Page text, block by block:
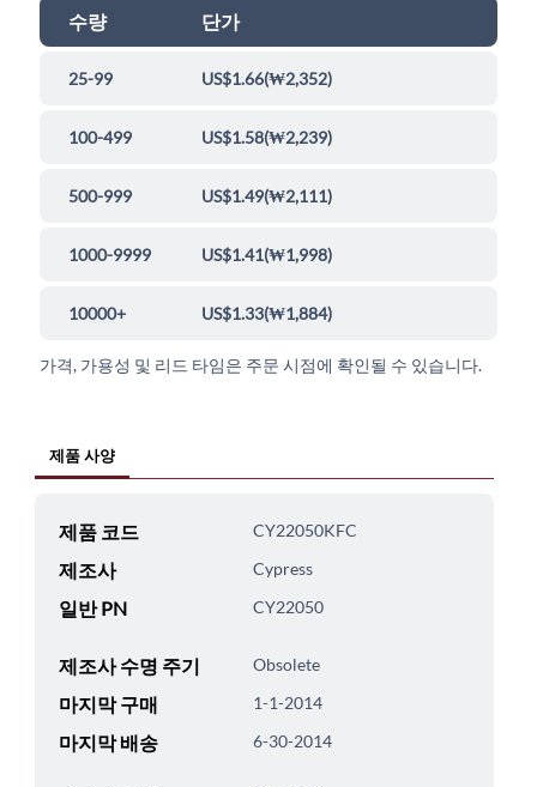
수량 단가
25-99 US$1.66(₩2,352)
100-499 US$1.58(₩2,239)
500-999 US$1.49(₩2,111)
1000-9999 US$1.41(₩1,998)
10000+ US$1.33(₩1,884)
가격, 가용성 및 리드 타임은 주문 시점에 확인될 수 있습니다.
제품 사양
제품 코드 CY22050KFC
제조사 Cypress
일반 PN CY22050
제조사 수명 주기 Obsolete
마지막 구매 1-1-2014
마지막 배송 6-30-2014